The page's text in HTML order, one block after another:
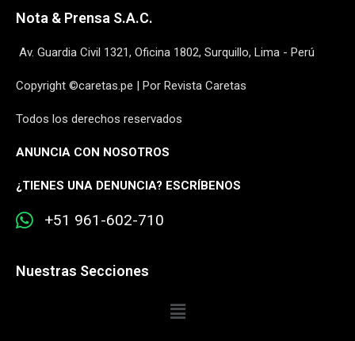
Nota & Prensa S.A.C.
Av. Guardia Civil 1321, Oficina 1802, Surquillo, Lima - Perú
Copyright ©caretas.pe | Por Revista Caretas
Todos los derechos reservados
ANUNCIA CON NOSOTROS
¿TIENES UNA DENUNCIA? ESCRÍBENOS
+51 961-602-710
Nuestras Secciones